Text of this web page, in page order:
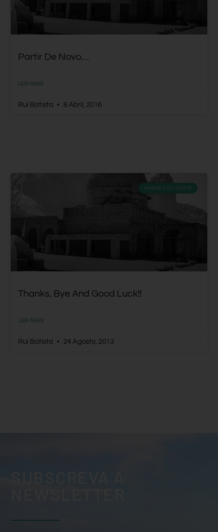
Partir De Novo…
LER MAIS
Rui Batista 8 Abril, 2016
AMÉRICA DO NORTE
Thanks, Bye And Good Luck!!
LER MAIS
Rui Batista 24 Agosto, 2013